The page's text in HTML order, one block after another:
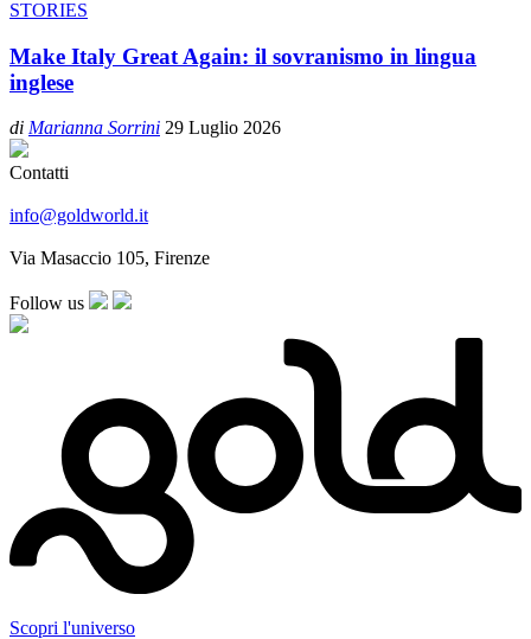
STORIES
Make Italy Great Again: il sovranismo in lingua
inglese
di Marianna Sorrini 29 Luglio 2026
Contatti
info@goldworld.it
Via Masaccio 105, Firenze
Follow us
Scopri l'universo